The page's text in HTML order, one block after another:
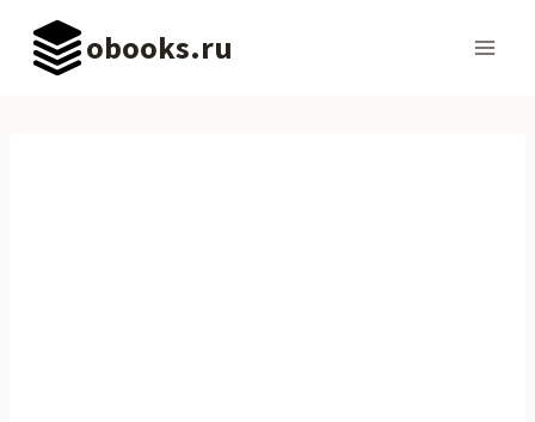
Перейти
содержимому
obooks.ru